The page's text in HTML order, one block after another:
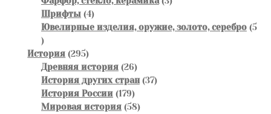
Шрифты 44
товара
Ювелирные изделия, оружие, золото, серебро 5
5
товаров
История 295295
товаров
Древняя история 2626
товаров
История других стран 3737
История России 179179
товаров
Мировая история 5858